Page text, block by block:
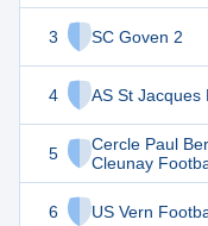
3 SC Goven 2
4 AS St Jacques
5
Cercle Paul
Cleunay
6 US Vern